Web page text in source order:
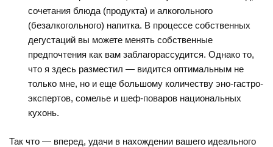
сочетания блюда (продукта) и алкогольного
(безалкогольного) напитка. В процессе собственных
дегустаций вы можете менять собственные
предпочтения как вам заблагорассудится. Однако то,
что я здесь разместил — видится оптимальным не
только мне, но и еще большому количеству эно-гастро-
экспертов, сомелье и шеф-поваров национальных
кухонь.
Так что — вперед, удачи в нахождении вашего идеального